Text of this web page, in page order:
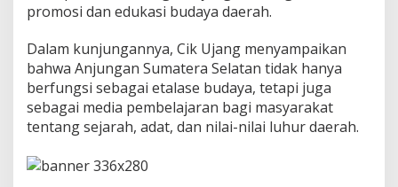
M
I
H
a
r
u
s
promosi dan edukasi budaya daerah.
Dalam kunjungannya, Cik Ujang menyampaikan
bahwa Anjungan Sumatera Selatan tidak hanya
berfungsi sebagai etalase budaya, tetapi juga
sebagai media pembelajaran bagi masyarakat
tentang sejarah, adat, dan nilai-nilai luhur daerah.